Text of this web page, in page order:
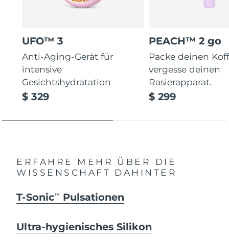
UFO™ 3
Anti-Aging-Gerät für
intensive
Gesichtshydratation
$ 329
PEACH™ 2 go
Packe deinen
vergesse deinen
Rasierapparat.
$ 299
ERFAHRE MEHR ÜBER DIE
WISSENSCHAFT DAHINTER
T-SonicTM Pulsationen
Ultra-hygienisches Silikon